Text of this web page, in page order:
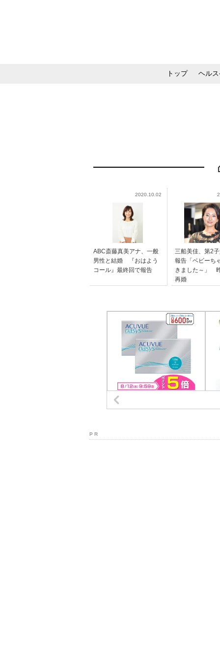
トップ ヘル
2020.10.02
ABC斎藤真美アナ、一般
男性と結婚 『おはよう
コール』最終回で報告
三船美佳、第2
報告「ベビーち
きました～」
再婚
P R